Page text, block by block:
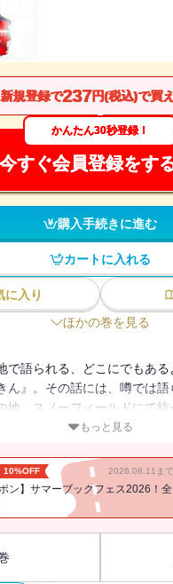
新規登録で237円(税込)で買
かんたん30秒登録！
今すぐ会員登録をす
購入手続きに進む
カートに入れる
に入り
ほかの巻を見る
で語られる、どこにでもあ
ん』。その話には、噂では
、スノーフィールドにて紡
その怪談の主役、アヤカ・
った。 「問おう、汝が俺
の中、『セイバー』と名乗る
けた。 偽りの聖杯戦争の仕
もっと見る
10%OFF 2026.08.11まで
ン】サマーブックフェス2026！全